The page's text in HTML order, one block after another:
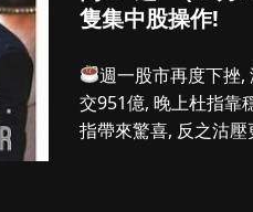
隻集中股操作!
週一股市再度下挫,
交951億, 晚上杜指靠
指帶來驚喜, 反之沽